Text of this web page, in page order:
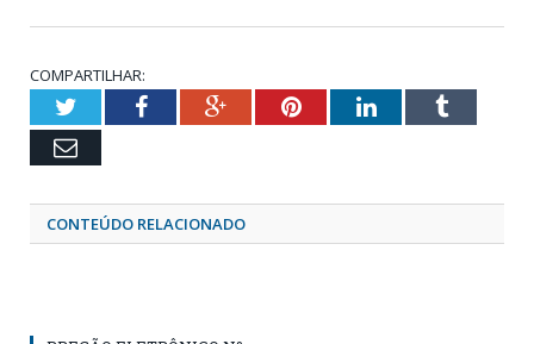
COMPARTILHAR:
TwitterFacebookGoogle+PinterestLinkedInTumblr
Email
CONTEÚDO RELACIONADO